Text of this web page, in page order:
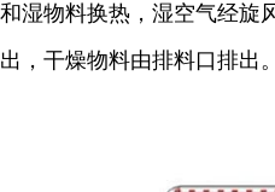
和湿物料换热，湿空气经旋
出，干燥物料由排料口排出。